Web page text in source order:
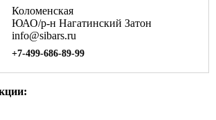
Коломенская
ЮАО/р-н Нагатинский Затон
info@sibars.ru
+7-499-686-89-99